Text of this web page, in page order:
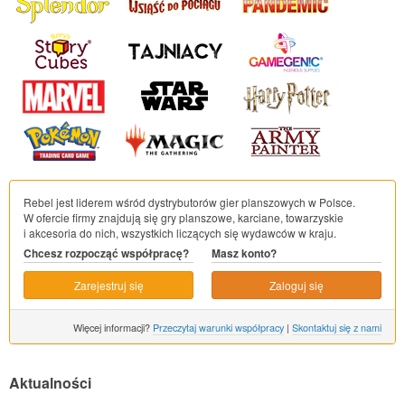
Rebel jest liderem wśród dystrybutorów gier planszowych w Polsce.
W ofercie firmy znajdują się gry planszowe, karciane, towarzyskie
i akcesoria do nich, wszystkich liczących się wydawców w kraju.
Chcesz rozpocząć współpracę?
Zarejestruj się
Masz konto?
Zaloguj się
Więcej informacji? Przeczytaj warunki współpracy | Skontaktuj się z nami
Aktualności